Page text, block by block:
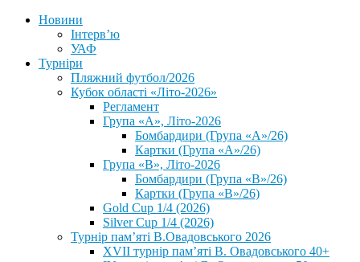
Новини
Інтерв’ю
УАФ
Турніри
Пляжний футбол/2026
Кубок області «Літо-2026»
Регламент
Група «А», Літо-2026
Бомбардири (Група «А»/26)
Картки (Група «А»/26)
Група «В», Літо-2026
Бомбардири (Група «В»/26)
Картки (Група «В»/26)
Gold Cup 1/4 (2026)
Silver Cup 1/4 (2026)
Турнір пам’яті В.Овадовського 2026
XVII турнір пам’яті В. Овадовського 40+